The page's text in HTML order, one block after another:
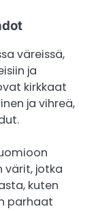
väreissä,
ja
kirkkaat
ja vihreä,
värit, jotka
kuten
parhaat